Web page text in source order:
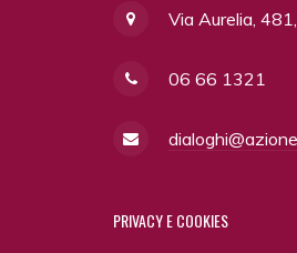
Via Aurelia,
06 66 1321
PRIVACYE COOKIES